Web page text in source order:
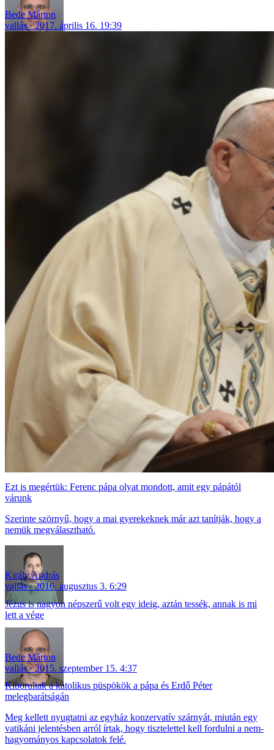
Bede Márton
vallás
2017. április 16. 19:39
Ezt is megértük: Ferenc pápa olyat mondott, amit egy pápától
várunk
Szerinte szörnyű, hogy a mai gyerekeknek már azt tanítják, hogy a
nemük megválasztható.
Király András
vallás
2016. augusztus 3. 6:29
Jézus is nagyon népszerű volt egy ideig, aztán tessék, annak is mi
lett a vége
Bede Márton
vallás
2015. szeptember 15. 4:37
Kiborultak a katolikus püspökök a pápa és Erdő Péter
melegbarátságán
Meg kellett nyugtatni az egyház konzervatív szárnyát, miután egy
vatikáni jelentésben arról írtak, hogy tisztelettel kell fordulni a nem-
hagyományos kapcsolatok felé.